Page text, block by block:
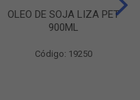
OLEO DE SOJA LIZA PET
900ML
Código: 19250